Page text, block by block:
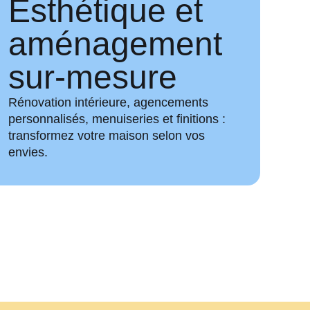
Esthétique et
aménagement
sur-mesure
Rénovation intérieure, agencements
personnalisés, menuiseries et finitions :
transformez votre maison selon vos
envies.